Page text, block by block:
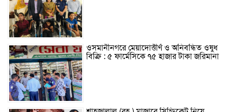
ওসমানীনগরে মেয়াদোত্তীর্ণ ও অনিবন্ধিত ওষুধ
বিক্রি : ৫ ফার্মেসিকে ৭৫ হাজার টাকা জরিমানা